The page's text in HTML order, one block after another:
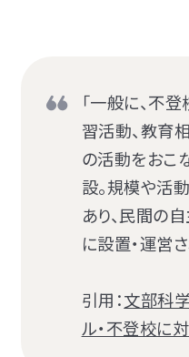
「一般に、不登
習活動、教育
の活動をおこ
設。規模や活
あり、民間の
に設置・運営
引用：文部科
ル・不登校に